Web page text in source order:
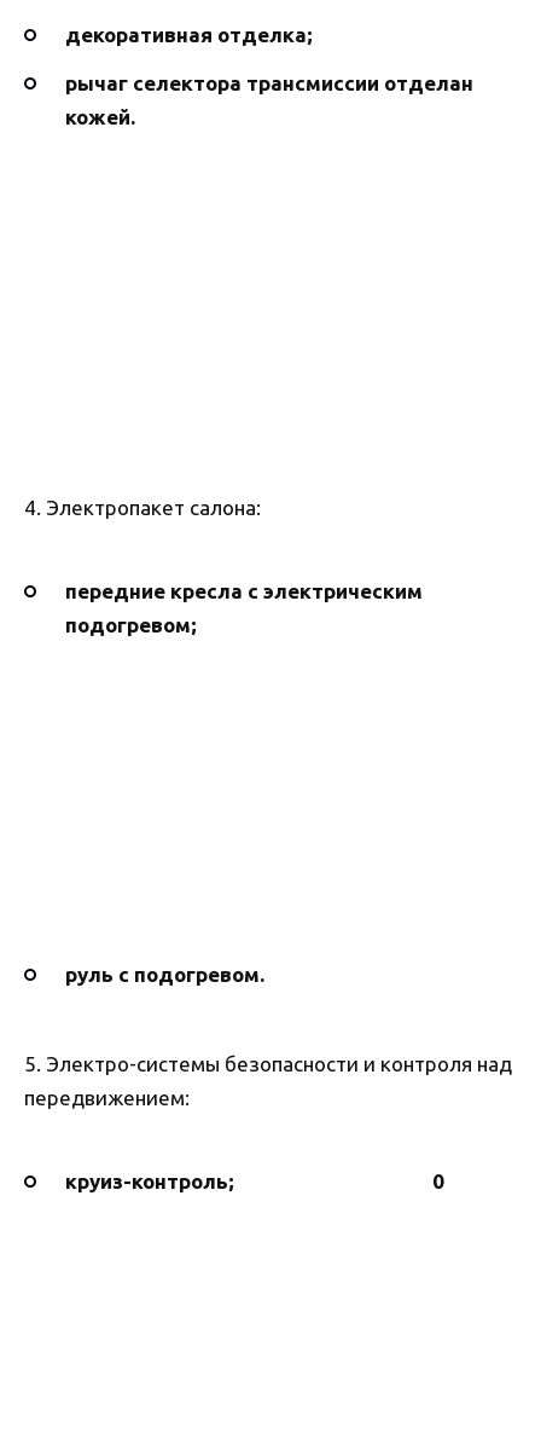
декоративная отделка;
рычаг селектора трансмиссии отделан
кожей.
4. Электропакет салона:
передние кресла с электрическим
подогревом;
руль с подогревом.
5. Электро-системы безопасности и контроля над
передвижением:
круиз-контроль; 0